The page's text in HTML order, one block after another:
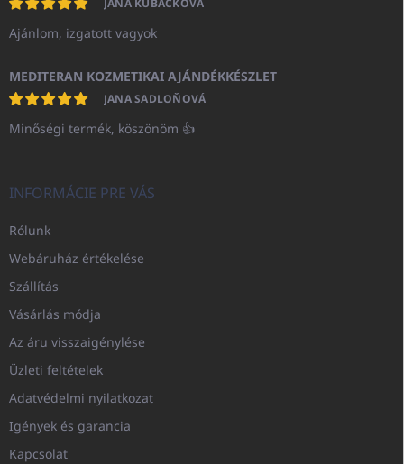
JANA KUBÁČKOVÁ
Ajánlom, izgatott vagyok
MEDITERAN KOZMETIKAI AJÁNDÉKKÉSZLET
JANA SADLOŇOVÁ
Minőségi termék, köszönöm 👍
INFORMÁCIE PRE VÁS
Rólunk
Webáruház értékelése
Szállítás
Vásárlás módja
Az áru visszaigénylése
Üzleti feltételek
Adatvédelmi nyilatkozat
Igények és garancia
Kapcsolat